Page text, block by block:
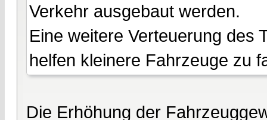
Verkehr ausgebaut werden.
Eine weitere Verteuerung des
helfen kleinere Fahrzeuge zu
Die Erhöhung der